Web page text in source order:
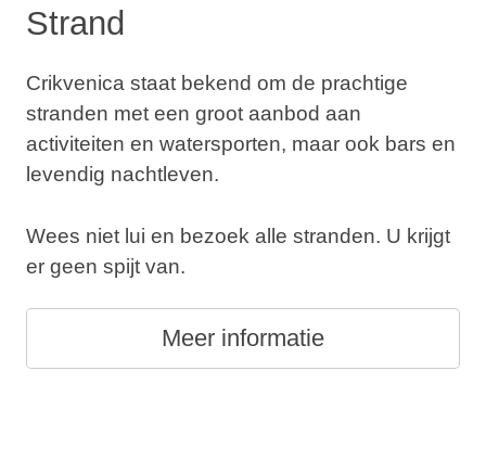
Strand
Crikvenica staat bekend om de prachtige
stranden met een groot aanbod aan
activiteiten en watersporten, maar ook bars en
levendig nachtleven.
Wees niet lui en bezoek alle stranden. U krijgt
er geen spijt van.
Meer informatie